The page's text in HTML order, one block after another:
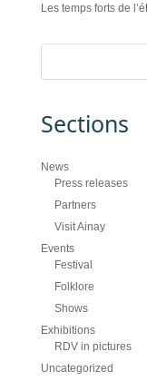
Les temps forts de
Sections
News
Press releases
Partners
Visit Ainay
Events
Festival
Folklore
Shows
Exhibitions
RDV in pictures
Uncategorized